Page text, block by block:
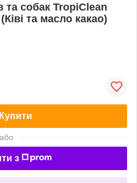
та собак TropiClean
та масло какао)
Купити
або
з